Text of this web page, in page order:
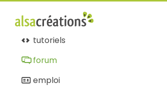
tutoriels
forum
emploi